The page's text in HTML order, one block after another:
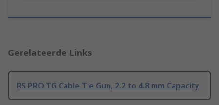
Gerelateerde Links
RS PRO TG Cable Tie Gun, 2.2 to 4.8 mm Capacity